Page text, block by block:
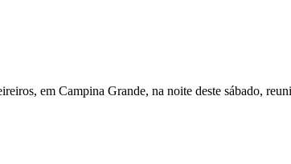
em Campina Grande, na noite deste sábado,